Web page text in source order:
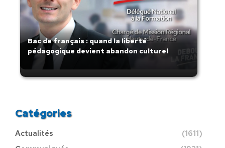
Bac de français : quand la liberté
pédagogique devient abandon culturel
Catégories
Actualités
(1611)